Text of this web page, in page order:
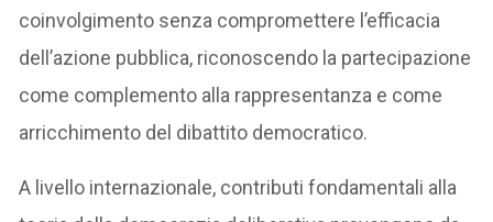
coinvolgimento senza compromettere l’efficacia
dell’azione pubblica, riconoscendo la partecipazione
come complemento alla rappresentanza e come
arricchimento del dibattito democratico.
A livello internazionale, contributi fondamentali alla